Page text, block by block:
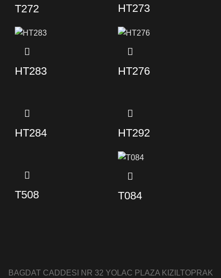
T272 HT273
HT283 HT276
HT284 HT292
T508 T084
BAGDAT CADDESI NR 32 YOLAC PLAZA KIZILTOPRAK